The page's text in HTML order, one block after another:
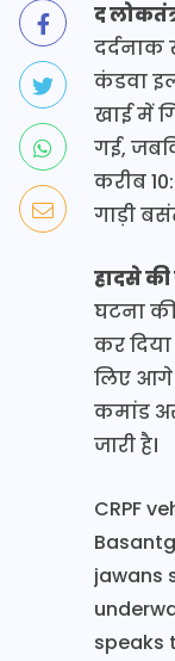
द
कंडवा
खाई में
गई,
करीब
गाड़ी
हादसे
घटना
कर
लिए आगे
कमांड
जारी है।
CRPF
jawans
speaks